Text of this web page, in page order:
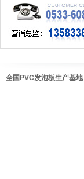
全国PVC发泡板生产基地